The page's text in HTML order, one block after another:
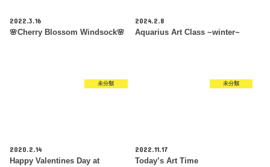
2022.3.16
🌸Cherry Blossom Windsock🌸
2024.2.8
Aquarius Art Class ~winter~
未分類
2020.2.14
Happy Valentines Day at
未分類
2022.11.17
Today’s Art Time